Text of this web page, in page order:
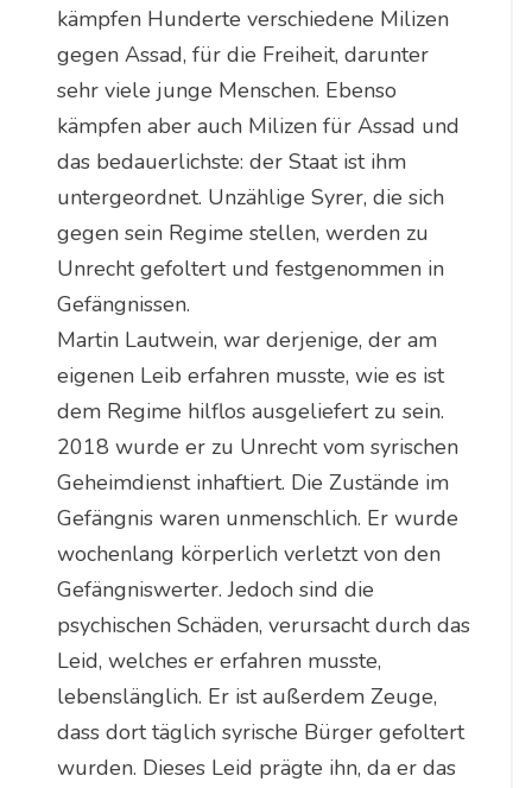
kämpfen Hunderte verschiedene Milizen
gegen Assad, für die Freiheit, darunter
sehr viele junge Menschen. Ebenso
kämpfen aber auch Milizen für Assad und
das bedauerlichste: der Staat ist ihm
untergeordnet. Unzählige Syrer, die sich
gegen sein Regime stellen, werden zu
Unrecht gefoltert und festgenommen in
Gefängnissen.
Martin Lautwein, war derjenige, der am
eigenen Leib erfahren musste, wie es ist
dem Regime hilflos ausgeliefert zu sein.
2018 wurde er zu Unrecht vom syrischen
Geheimdienst inhaftiert. Die Zustände im
Gefängnis waren unmenschlich. Er wurde
wochenlang körperlich verletzt von den
Gefängniswerter. Jedoch sind die
psychischen Schäden, verursacht durch das
Leid, welches er erfahren musste,
lebenslänglich. Er ist außerdem Zeuge,
dass dort täglich syrische Bürger gefoltert
wurden. Dieses Leid prägte ihn, da er das